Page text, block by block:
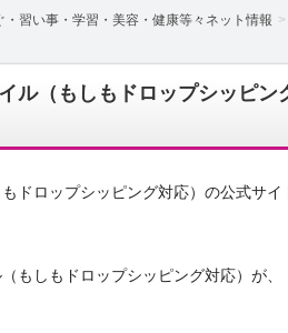
習い事・学習・美容・健康等々ネット情報
ル（もしもドロップシッピン
ドロップシッピング対応）の公式サ
もしもドロップシッピング対応）が、